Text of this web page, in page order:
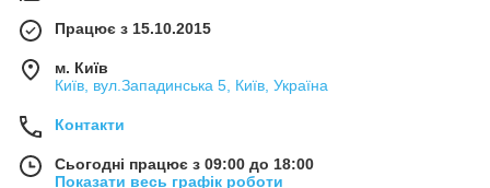
Працює з 15.10.2015
м. Київ
Київ, вул.Западинська 5, Київ, Україна
Контакти
Сьогодні працює з 09:00 до 18:00
Показати весь графік роботи